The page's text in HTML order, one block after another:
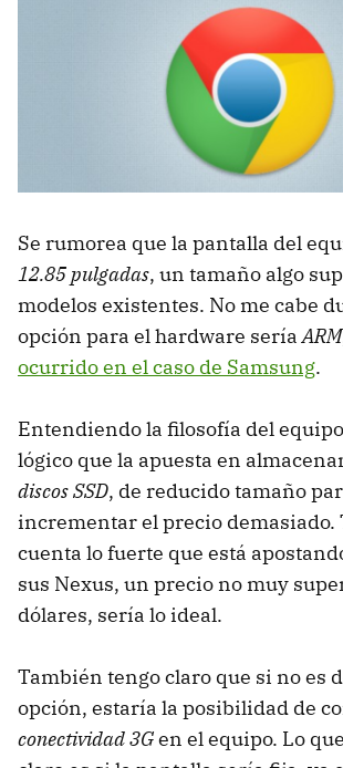
Se rumorea que la pantalla del
12.85 pulgadas, un tamaño algo
modelos existentes. No me cabe
opción para el hardware seríaARM
ocurrido en el caso de Samsung.
Entendiendo la filosofía del
lógico que la apuesta en
discos SSD, de reducido tamaño
incrementar el precio demasiado.
cuenta lo fuerte que está
sus Nexus, un precio no muy
dólares, sería lo ideal.
También tengo claro que si no es
opción, estaría la posibilidad de
conectividad 3Gen el equipo. Lo